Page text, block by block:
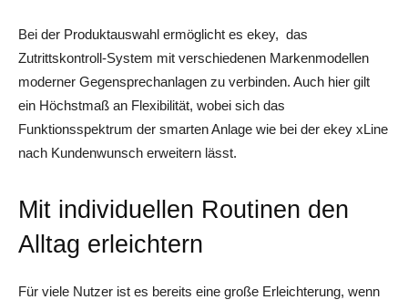
Bei der Produktauswahl ermöglicht es ekey, das
Zutrittskontroll-System mit verschiedenen Markenmodellen
moderner Gegensprechanlagen zu verbinden. Auch hier gilt
ein Höchstmaß an Flexibilität, wobei sich das
Funktionsspektrum der smarten Anlage wie bei der ekey xLine
nach Kundenwunsch erweitern lässt.
Mit individuellen Routinen den
Alltag erleichtern
Für viele Nutzer ist es bereits eine große Erleichterung, wenn